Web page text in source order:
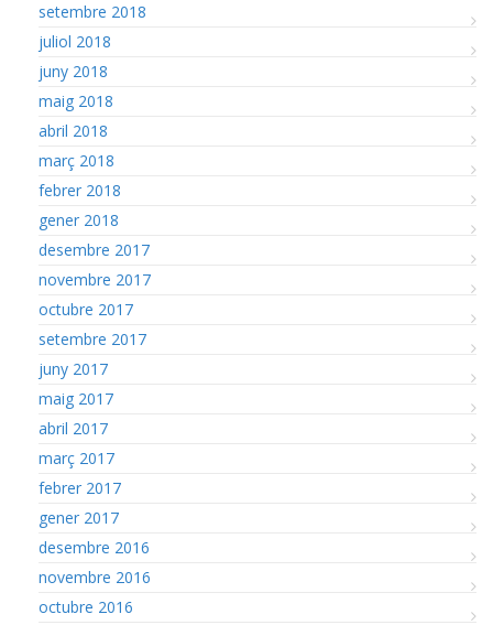
setembre 2018
juliol 2018
juny 2018
maig 2018
abril 2018
març 2018
febrer 2018
gener 2018
desembre 2017
novembre 2017
octubre 2017
setembre 2017
juny 2017
maig 2017
abril 2017
març 2017
febrer 2017
gener 2017
desembre 2016
novembre 2016
octubre 2016